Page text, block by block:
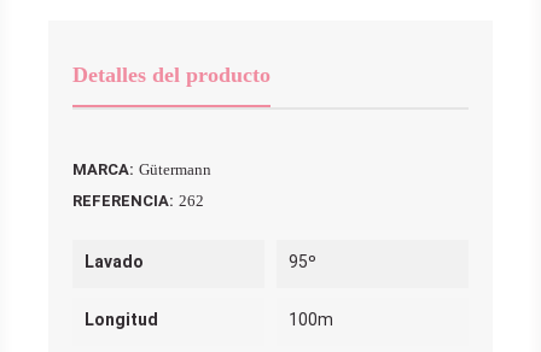
Detalles del producto
MARCA: Gütermann
REFERENCIA: 262
Lavado 95º
Longitud 100m